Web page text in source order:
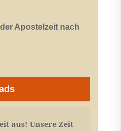
Apostelzeit nach
aus! Unsere Zeit